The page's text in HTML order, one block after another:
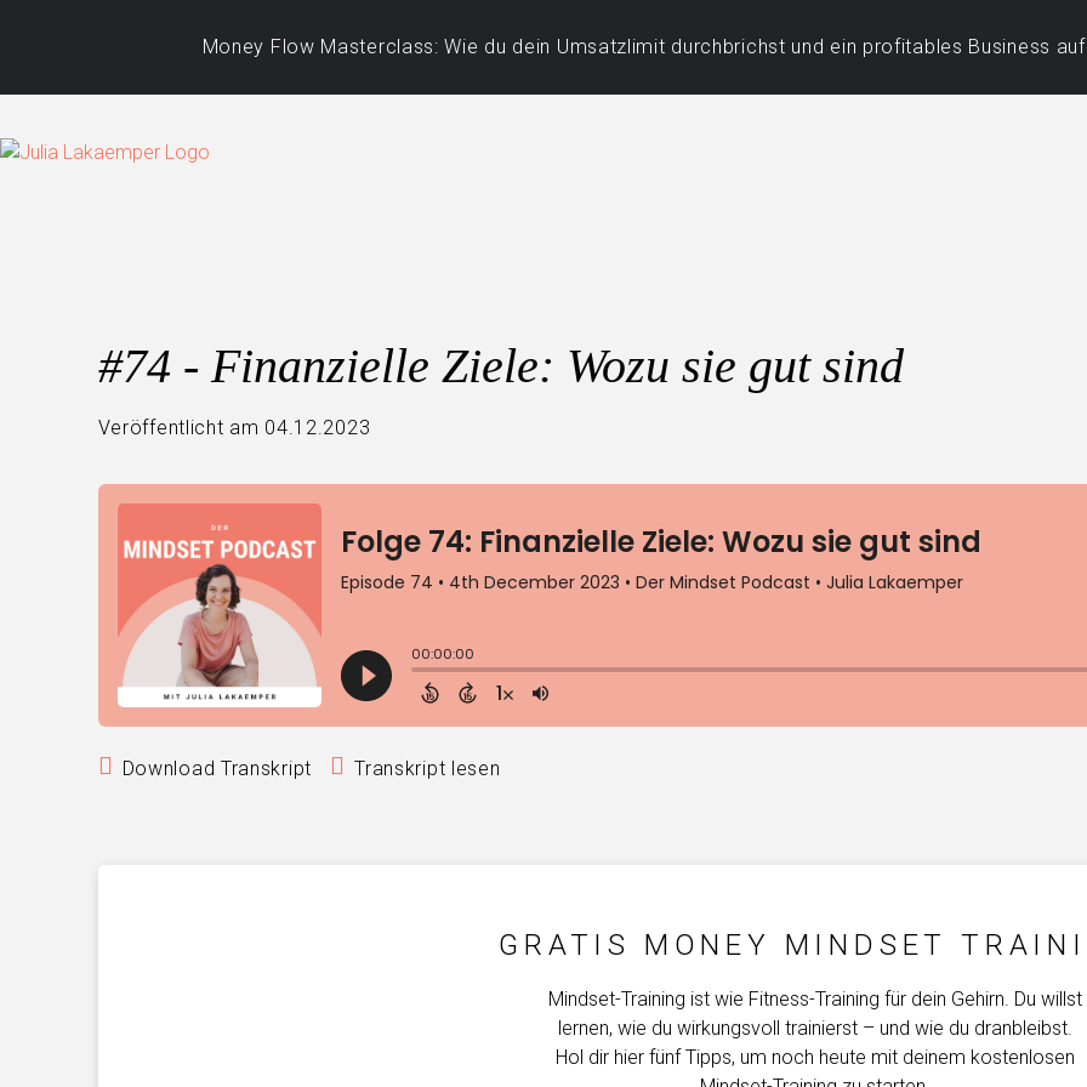
Money Flow Masterclass: Wie du dein Umsatzlimit durchbrichst und ein profitables Business
#74 - Finanzielle Ziele: Wozu sie gut sind
Veröffentlicht am 04.12.2023
Download Transkript Transkript lesen
GRATIS MONEY MINDSET
Mindset-Training ist wie Fitness-Training für dein Gehirn. Du willst
lernen, wie du wirkungsvoll trainierst – und wie du dranbleibst.
Hol dir hier fünf Tipps, um noch heute mit deinem kostenlosen